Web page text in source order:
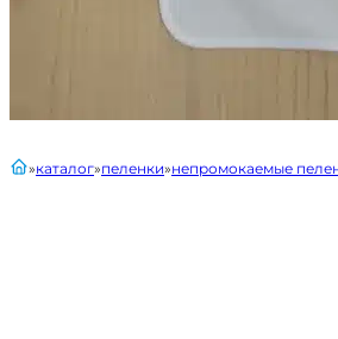
главнаякаталог пеленки непромокаемые